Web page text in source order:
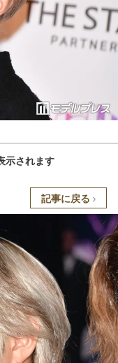
示されます
記事に戻る